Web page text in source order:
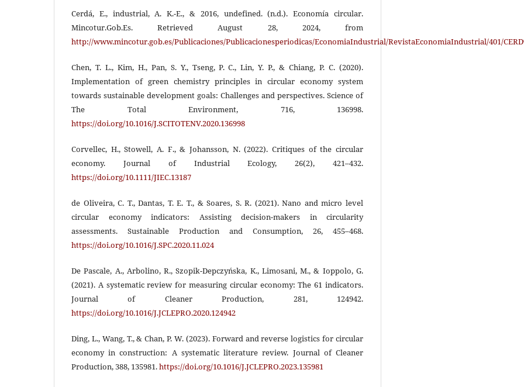
Cerdá, E., industrial, A. K.-E., & 2016, undefined. (n.d.). Economía circular.
Mincotur.Gob.Es. Retrieved August 28, 2024, from
http://www.mincotur.gob.es/Publicaciones/Publicacionesperiodicas/EconomiaIndustrial/RevistaEconomiaIndustrial/401/
Chen, T. L., Kim, H., Pan, S. Y., Tseng, P. C., Lin, Y. P., & Chiang, P. C. (2020).
Implementation of green chemistry principles in circular economy system
towards sustainable development goals: Challenges and perspectives. Science of
The Total Environment, 716, 136998.
https://doi.org/10.1016/J.SCITOTENV.2020.136998
Corvellec, H., Stowell, A. F., & Johansson, N. (2022). Critiques of the circular
economy. Journal of Industrial Ecology, 26(2), 421–432.
https://doi.org/10.1111/JIEC.13187
de Oliveira, C. T., Dantas, T. E. T., & Soares, S. R. (2021). Nano and micro level
circular economy indicators: Assisting decision-makers in circularity
assessments. Sustainable Production and Consumption, 26, 455–468.
https://doi.org/10.1016/J.SPC.2020.11.024
De Pascale, A., Arbolino, R., Szopik-Depczyńska, K., Limosani, M., & Ioppolo, G.
(2021). A systematic review for measuring circular economy: The 61 indicators.
Journal of Cleaner Production, 281, 124942.
https://doi.org/10.1016/J.JCLEPRO.2020.124942
Ding, L., Wang, T., & Chan, P. W. (2023). Forward and reverse logistics for circular
economy in construction: A systematic literature review. Journal of Cleaner
Production, 388, 135981.https://doi.org/10.1016/J.JCLEPRO.2023.135981